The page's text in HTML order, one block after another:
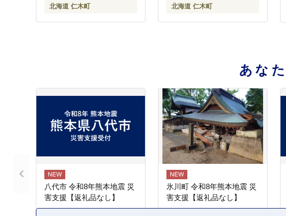
ージ旅行 [Japan Tourism
Association]
北海道 仁木町
旅行 [Japan Tourism
Association]
北海道 仁木町
あな
八代市 令和8年熊本地震 災
害支援【返礼品なし】
氷川町 令和8年熊本地震 災
害支援【返礼品なし】